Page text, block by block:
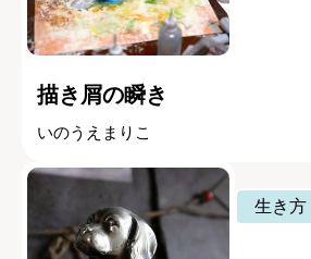
描き屑の瞬き
いのうえまりこ
生き方